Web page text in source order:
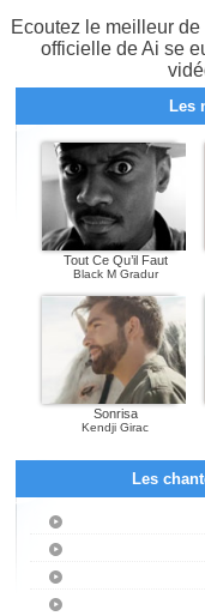
Ecoutez le meilleur
officielle de Ai se
Les
Tout Ce Qu’il Faut
Black M Gradur
Sonrisa
Kendji Girac
Les